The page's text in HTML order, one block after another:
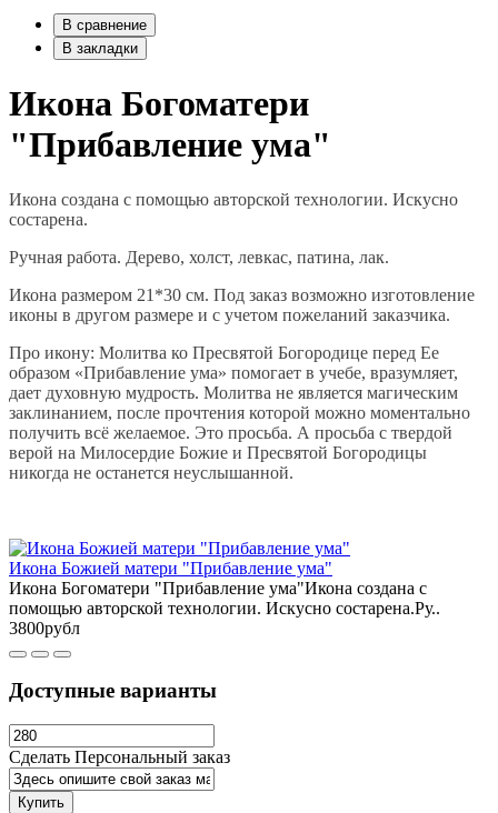
В сравнение
В закладки
Икона Богоматери
"Прибавление ума"
Икона создана с помощью авторской технологии. Искусно
состарена.
Ручная работа. Дерево, холст, левкас, патина, лак.
Икона размером 21*30 см. Под заказ возможно изготовление
иконы в другом размере и с учетом пожеланий заказчика.
Про икону: Молитва ко Пресвятой Богородице перед Ее
образом «Прибавление ума» помогает в учебе, вразумляет,
дает духовную мудрость. Молитва не является магическим
заклинанием, после прочтения которой можно моментально
получить всё желаемое. Это просьба. А просьба с твердой
верой на Милосердие Божие и Пресвятой Богородицы
никогда не останется неуслышанной.
Икона Божией матери "Прибавление ума"
Икона Богоматери "Прибавление ума"Икона создана с
помощью авторской технологии. Искусно состарена.Ру..
3800рубл
Доступные варианты
Сделать Персональный заказ
Купить